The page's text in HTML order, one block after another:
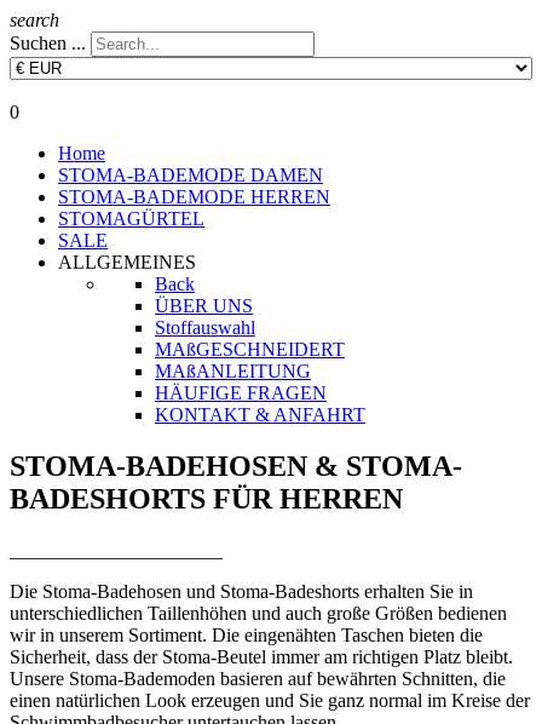
search
Suchen ...
0
Home
STOMA-BADEMODE DAMEN
STOMA-BADEMODE HERREN
STOMAGÜRTEL
SALE
ALLGEMEINES
Back
ÜBER UNS
Stoffauswahl
MAßGESCHNEIDERT
MAßANLEITUNG
HÄUFIGE FRAGEN
KONTAKT & ANFAHRT
STOMA-BADEHOSEN & STOMA-
BADESHORTS FÜR HERREN
Die Stoma-Badehosen und Stoma-Badeshorts erhalten Sie in
unterschiedlichen Taillenhöhen und auch große Größen bedienen
wir in unserem Sortiment. Die eingenähten Taschen bieten die
Sicherheit, dass der Stoma-Beutel immer am richtigen Platz bleibt.
Unsere Stoma-Bademoden basieren auf bewährten Schnitten, die
einen natürlichen Look erzeugen und Sie ganz normal im Kreise der